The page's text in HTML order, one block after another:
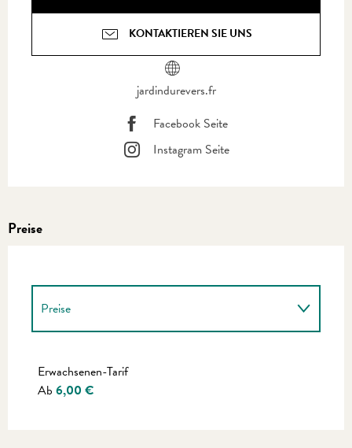
KONTAKTIEREN SIE UNS
jardindurevers.fr
Facebook Seite
Instagram Seite
Preise
Preise
Erwachsenen-Tarif
Ab 6,00 €